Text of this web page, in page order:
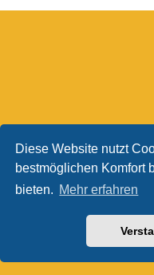
Diese Website nutzt
bestmöglichen Komfort
bieten. Mehr erfahren